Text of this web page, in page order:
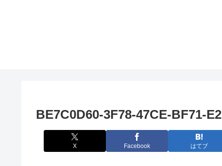
BE7C0D60-3F78-47CE-BF71-
X Facebook はてブ